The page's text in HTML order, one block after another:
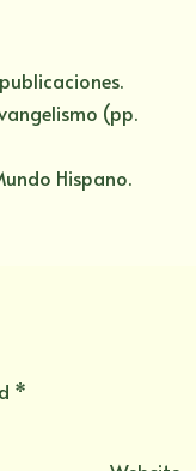
(pp.
Hispano.
*